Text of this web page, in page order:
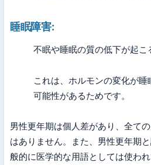
睡眠障害:
不眠や睡眠の質の低下が起こ
これは、ホルモンの変化が
可能性があるためです。
男性更年期は個人差があり、全て
はありません。また、男性更年期
般的に医学的な用語としては使わ